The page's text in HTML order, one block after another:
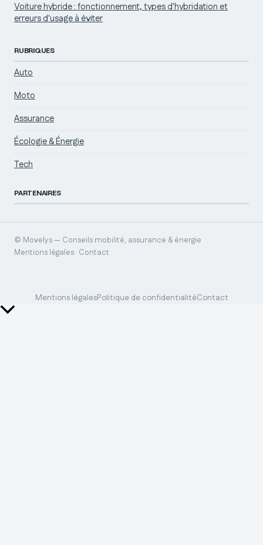
Voiture hybride : fonctionnement, types d'hybridation et
erreurs d'usage à éviter
RUBRIQUES
Auto
Moto
Assurance
Écologie & Énergie
Tech
PARTENAIRES
© Movelys — Conseils mobilité, assurance & énergie
Mentions légales · Contact
Mentions légalesPolitique de confidentialitéContact